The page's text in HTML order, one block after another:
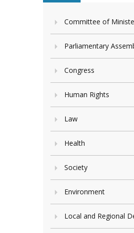
Committee of
Parliamentary
Congress
Human Rights
Law
Health
Society
Environment
Local and Regional